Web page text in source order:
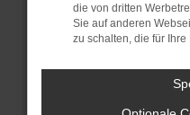
Wende dich an den
Wenn du alle oben
hast, kontaktiere
das Problem zu
Text schicken, um
unterstützen:
die von dritten
Sie auf anderen
zu schalten, die für